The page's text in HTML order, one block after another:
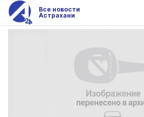
Все новости
Астрахани